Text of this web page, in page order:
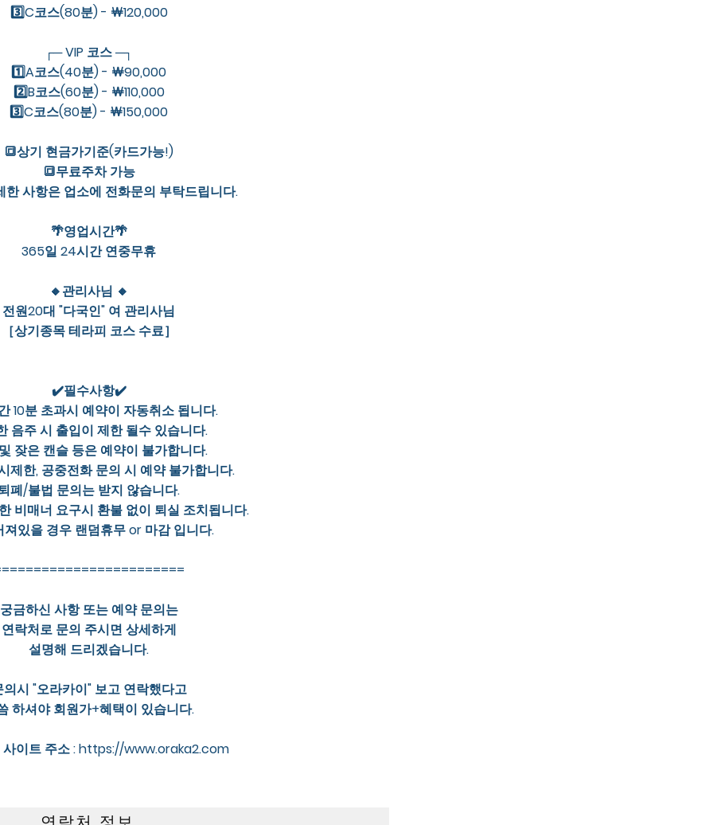
3️⃣C코스(80분) - ￦120,000
┌─ VIP 코스 ─┐
1️⃣A코스(40분) - ￦90,000
2️⃣B코스(60분) - ￦110,000
3️⃣C코스(80분) - ￦150,000
🔳상기 현금가기준(카드가능!)
🔳무료주차 가능
한 사항은 업소에 전화문의 부탁드립니다.
🌴영업시간🌴
365일 24시간 연중무휴
🔸관리사님 🔸
전원20대 "다국인" 여 관리사님
［상기종목 테라피 코스 수료］
✔️필수사항✔️
10분 초과시 예약이 자동취소 됩니다.
음주 시 출입이 제한 될수 있습니다.
잦은 캔슬 등은 예약이 불가합니다.
제한, 공중전화 문의 시 예약 불가합니다.
폐/불법 문의는 받지 않습니다.
비매너 요구시 환불 없이 퇴실 조치됩니다.
져있을 경우 랜덤휴무 or 마감 입니다.
궁금하신 사항 또는 예약 문의는
연락처로 문의 주시면 상세하게
설명해 드리겠습니다.
의시 "오라카이" 보고 연락했다고
하셔야 회원가+혜택이 있습니다.
이트 주소 :https://www.oraka2.com